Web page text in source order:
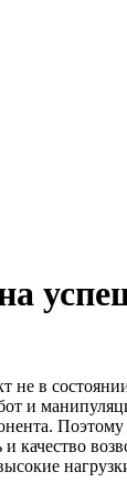
не в
и
качество